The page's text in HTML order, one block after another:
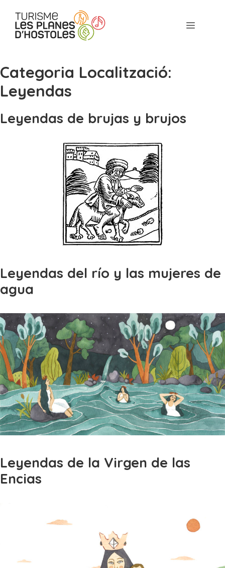
contenido
Menú
Categoria Localització:
Leyendas
Leyendas de brujas y brujos
Leyendas del río y las mujeres de
agua
Leyendas de la Virgen de las
Encias